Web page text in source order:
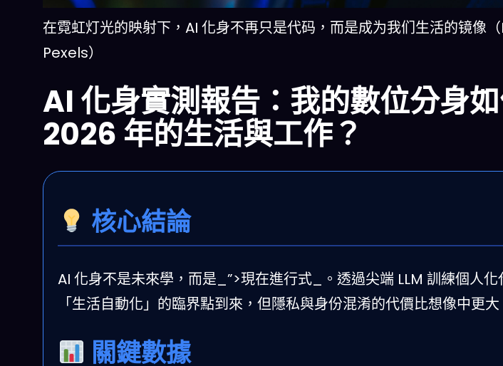
在霓虹灯光的映射下，AI 化身不再只是代码，而是成为我们生活的镜
Pexels）
AI 化身實測報告：我的數位分身
2026 年的生活與工作？
核心結論
AI 化身不是未來學，而是_”>現在進行式_。透過尖端 LLM 訓練個人
「生活自動化」的臨界點到來，但隱私與身份混淆的代價比想像中更大
關鍵數據